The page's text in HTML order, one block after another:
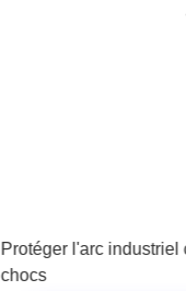
Protéger l'arc
chocs